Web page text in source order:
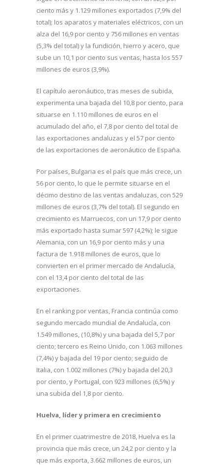
ciento más y 1.129 millones exportados (7,9% del
total); los aparatos y materiales eléctricos, con un
alza del 16,9 por ciento y 756 millones en ventas
(5,3% del total) y la fundición, hierro y acero, que
sube un 10,1 por ciento sus ventas, hasta los 557
millones de euros (3,9%).
El capítulo aeronáutico, tras meses de subida,
experimenta una bajada del 10,8 por ciento, para
situarse en 1.110 millones de euros en el
acumulado del año, el 7,8 por ciento del total de
las exportaciones andaluzas y el 57 por ciento
de las exportaciones de aeronáutico de España.
Por países, Bulgaria es el país que más crece, un
56 por ciento, lo que le permite situarse en el
décimo destino de las ventas andaluzas, con 529
millones de euros (3,7% del total). El segundo en
crecimiento es Marruecos, con un 17,9 por ciento
más exportado hasta sumar 597 (4,2%); le sigue
Alemania, con un 16,9 por ciento más y una
factura de 1.918 millones de euros, que lo
convierten en el primer mercado de Andalucía,
con el 13,4 por ciento del total de las
exportaciones.
En el ranking por ventas, Francia continúa como
segundo mercado mundial de Andalucía, con
1.549 millones, (10,8%) y una bajada del 5,7 por
ciento; tercero es Reino Unido, con 1.063 millones
(7,4%) y bajada del 19 por ciento; seguido de
Italia, con 1.002 millones (7%) y bajada del 20,3
por ciento, y Portugal, con 923 millones (6,5%) y
una subida del 1,8 por ciento.
Huelva, líder y primera en crecimiento
En el primer cuatrimestre de 2018, Huelva es la
provincia que más crece, un 24,2 por ciento y la
que más exporta, 3.662 millones de euros, un